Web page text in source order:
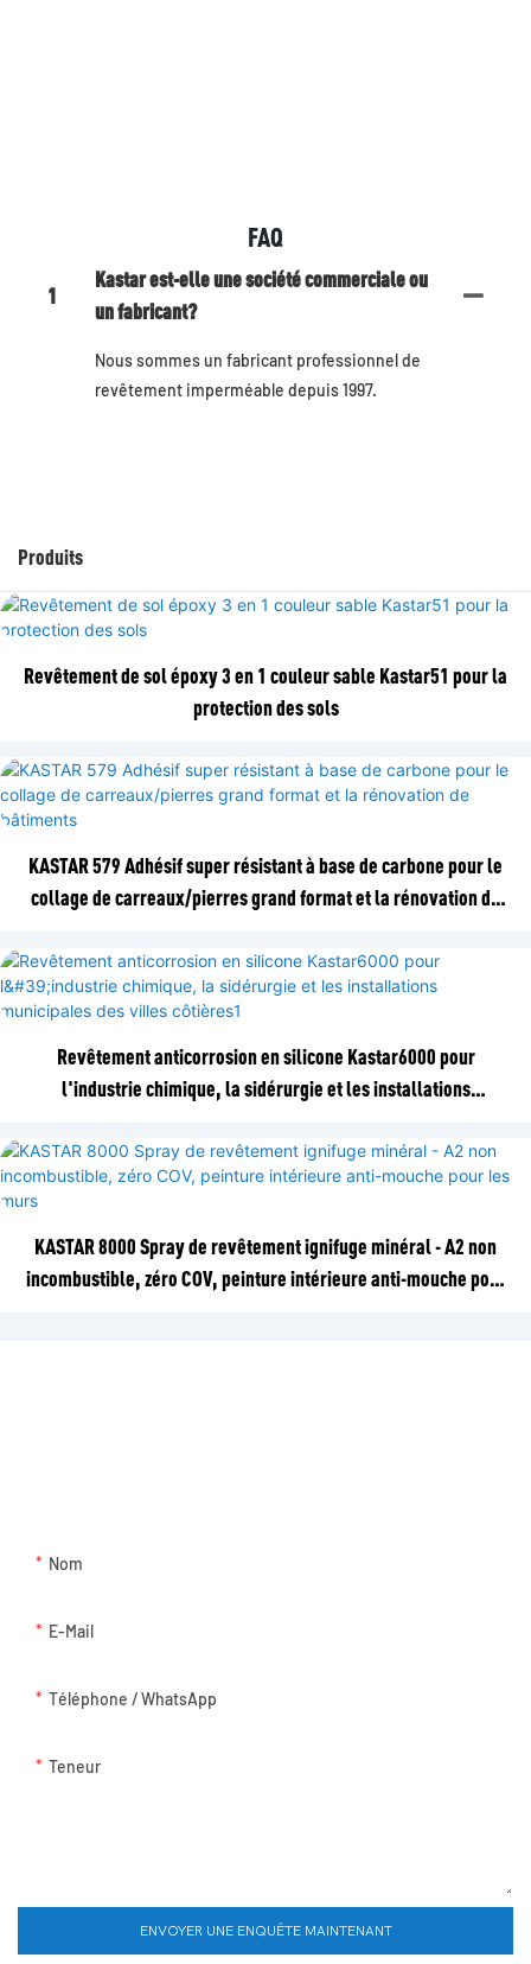
FAQ
1
Kastar est-elle une société commerciale ou
un fabricant?
Nous sommes un fabricant professionnel de
revêtement imperméable depuis 1997.
Produits
Revêtement de sol époxy 3 en 1 couleur sable Kastar51 pour la
protection des sols
KASTAR 579 Adhésif super résistant à base de carbone pour le
collage de carreaux/pierres grand format et la rénovation de
Revêtement anticorrosion en silicone Kastar6000 pour
l'industrie chimique, la sidérurgie et les installations
KASTAR 8000 Spray de revêtement ignifuge minéral - A2 non
incombustible, zéro COV, peinture intérieure anti-mouche pour
Nom
E-Mail
Téléphone / WhatsApp
Teneur
ENVOYER UNE ENQUÊTE MAINTENANT